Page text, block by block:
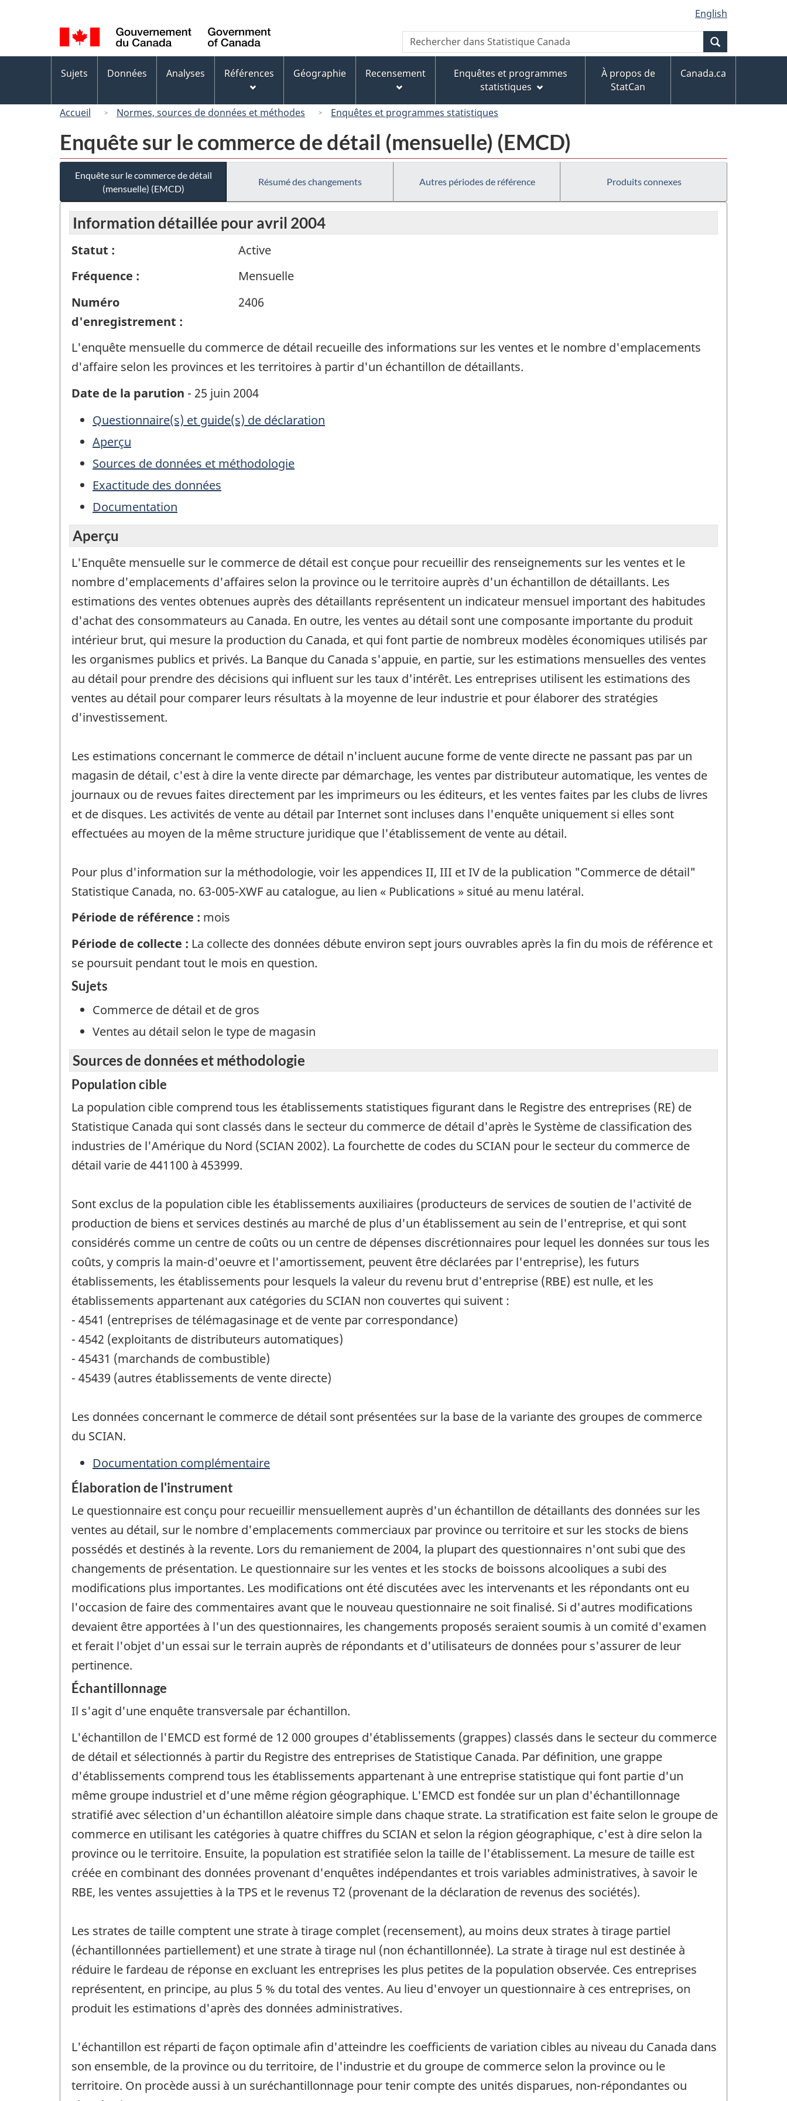
au
contenu
principal
« À
propos
de
ce
version
HTML
simplifiée
de
la
langue
English
Canada
Recherche
Rechercher
dans
Canada
des
Sujets Données Analyses Références Géographie Recensement
Enquêtes et programmes
statistiques
À propos de
StatCan
Canada.ca
Accueil Normes, sources de données et méthodes Enquêtes et programmes statistiques
Enquête sur le commerce de détail (mensuelle) (EMCD)
Enquête sur le commerce de détail
(mensuelle) (EMCD)
Résumé des changements Autres périodes de référence Produits connexes
Information détaillée pour avril 2004
Statut :
Active
Fréquence :
Mensuelle
Numéro
d'enregistrement :
2406
L'enquête mensuelle du commerce de détail recueille des informations sur les ventes et le nombre d'emplacements
d'affaire selon les provinces et les territoires à partir d'un échantillon de détaillants.
Date de la parution - 25 juin 2004
Questionnaire(s) et guide(s) de déclaration
Aperçu
Sources de données et méthodologie
Exactitude des données
Documentation
Aperçu
L'Enquête mensuelle sur le commerce de détail est conçue pour recueillir des renseignements sur les ventes et le
nombre d'emplacements d'affaires selon la province ou le territoire auprès d'un échantillon de détaillants. Les
estimations des ventes obtenues auprès des détaillants représentent un indicateur mensuel important des habitudes
d'achat des consommateurs au Canada. En outre, les ventes au détail sont une composante importante du produit
intérieur brut, qui mesure la production du Canada, et qui font partie de nombreux modèles économiques utilisés par
les organismes publics et privés. La Banque du Canada s'appuie, en partie, sur les estimations mensuelles des ventes
au détail pour prendre des décisions qui influent sur les taux d'intérêt. Les entreprises utilisent les estimations des
ventes au détail pour comparer leurs résultats à la moyenne de leur industrie et pour élaborer des stratégies
d'investissement.
Les estimations concernant le commerce de détail n'incluent aucune forme de vente directe ne passant pas par un
magasin de détail, c'est à dire la vente directe par démarchage, les ventes par distributeur automatique, les ventes de
journaux ou de revues faites directement par les imprimeurs ou les éditeurs, et les ventes faites par les clubs de livres
et de disques. Les activités de vente au détail par Internet sont incluses dans l'enquête uniquement si elles sont
effectuées au moyen de la même structure juridique que l'établissement de vente au détail.
Pour plus d'information sur la méthodologie, voir les appendices II, III et IV de la publication "Commerce de détail"
Statistique Canada, no. 63-005-XWF au catalogue, au lien « Publications » situé au menu latéral.
Période de référence : mois
Période de collecte : La collecte des données débute environ sept jours ouvrables après la fin du mois de référence et
se poursuit pendant tout le mois en question.
Sujets
Commerce de détail et de gros
Ventes au détail selon le type de magasin
Sources de données et méthodologie
Population cible
La population cible comprend tous les établissements statistiques figurant dans le Registre des entreprises (RE) de
Statistique Canada qui sont classés dans le secteur du commerce de détail d'après le Système de classification des
industries de l'Amérique du Nord (SCIAN 2002). La fourchette de codes du SCIAN pour le secteur du commerce de
détail varie de 441100 à 453999.
Sont exclus de la population cible les établissements auxiliaires (producteurs de services de soutien de l'activité de
production de biens et services destinés au marché de plus d'un établissement au sein de l'entreprise, et qui sont
considérés comme un centre de coûts ou un centre de dépenses discrétionnaires pour lequel les données sur tous les
coûts, y compris la main-d'oeuvre et l'amortissement, peuvent être déclarées par l'entreprise), les futurs
établissements, les établissements pour lesquels la valeur du revenu brut d'entreprise (RBE) est nulle, et les
établissements appartenant aux catégories du SCIAN non couvertes qui suivent :
- 4541 (entreprises de télémagasinage et de vente par correspondance)
- 4542 (exploitants de distributeurs automatiques)
- 45431 (marchands de combustible)
- 45439 (autres établissements de vente directe)
Les données concernant le commerce de détail sont présentées sur la base de la variante des groupes de commerce
du SCIAN.
Documentation complémentaire
Élaboration de l'instrument
Le questionnaire est conçu pour recueillir mensuellement auprès d'un échantillon de détaillants des données sur les
ventes au détail, sur le nombre d'emplacements commerciaux par province ou territoire et sur les stocks de biens
possédés et destinés à la revente. Lors du remaniement de 2004, la plupart des questionnaires n'ont subi que des
changements de présentation. Le questionnaire sur les ventes et les stocks de boissons alcooliques a subi des
modifications plus importantes. Les modifications ont été discutées avec les intervenants et les répondants ont eu
l'occasion de faire des commentaires avant que le nouveau questionnaire ne soit finalisé. Si d'autres modifications
devaient être apportées à l'un des questionnaires, les changements proposés seraient soumis à un comité d'examen
et ferait l'objet d'un essai sur le terrain auprès de répondants et d'utilisateurs de données pour s'assurer de leur
pertinence.
Échantillonnage
Il s'agit d'une enquête transversale par échantillon.
L'échantillon de l'EMCD est formé de 12 000 groupes d'établissements (grappes) classés dans le secteur du commerce
de détail et sélectionnés à partir du Registre des entreprises de Statistique Canada. Par définition, une grappe
d'établissements comprend tous les établissements appartenant à une entreprise statistique qui font partie d'un
même groupe industriel et d'une même région géographique. L'EMCD est fondée sur un plan d'échantillonnage
stratifié avec sélection d'un échantillon aléatoire simple dans chaque strate. La stratification est faite selon le groupe de
commerce en utilisant les catégories à quatre chiffres du SCIAN et selon la région géographique, c'est à dire selon la
province ou le territoire. Ensuite, la population est stratifiée selon la taille de l'établissement. La mesure de taille est
créée en combinant des données provenant d'enquêtes indépendantes et trois variables administratives, à savoir le
RBE, les ventes assujetties à la TPS et le revenus T2 (provenant de la déclaration de revenus des sociétés).
Les strates de taille comptent une strate à tirage complet (recensement), au moins deux strates à tirage partiel
(échantillonnées partiellement) et une strate à tirage nul (non échantillonnée). La strate à tirage nul est destinée à
réduire le fardeau de réponse en excluant les entreprises les plus petites de la population observée. Ces entreprises
représentent, en principe, au plus 5 % du total des ventes. Au lieu d'envoyer un questionnaire à ces entreprises, on
produit les estimations d'après des données administratives.
L'échantillon est réparti de façon optimale afin d'atteindre les coefficients de variation cibles au niveau du Canada dans
son ensemble, de la province ou du territoire, de l'industrie et du groupe de commerce selon la province ou le
territoire. On procède aussi à un suréchantillonnage pour tenir compte des unités disparues, non-répondantes ou